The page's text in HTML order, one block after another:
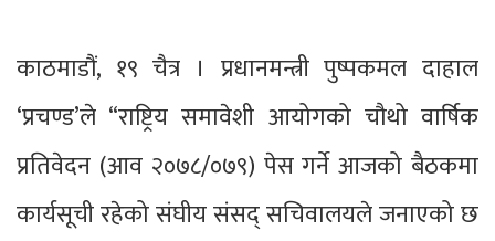
काठमाडौं, १९ चैत्र । प्रधानमन्त्री पुष्पकमल दाहाल
‘प्रचण्ड’ले “राष्ट्रिय समावेशी आयोगको चौथो वार्षिक
प्रतिवेदन (आव २०७८/०७९) पेस गर्ने आजको बैठकमा
कार्यसूची रहेको संघीय संसद् सचिवालयले जनाएको छ